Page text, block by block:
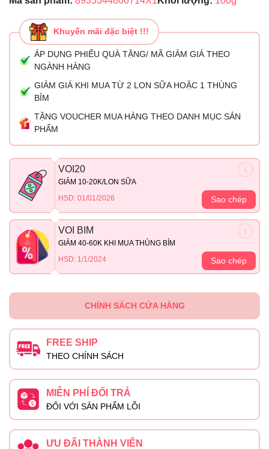
Khuyến mãi đặc biệt !!!
ÁP DỤNG PHIẾU QUÀ TẶNG/ MÃ GIẢM GIÁ THEO
NGÀNH HÀNG
GIẢM GIÁ KHI MUA TỪ 2 LON SỮA HOẶC 1 THÙNG
BỈM
TẶNG VOUCHER MUA HÀNG THEO DANH MỤC SẢN
PHẨM
VOI20
GIẢM 10-20K/LON SỮA
HSD: 01/01/2026
Sao chép
VOI BIM
GIẢM 40-60K KHI MUA THÙNG BỈM
HSD: 1/1/2024
Sao chép
CHÍNH SÁCH CỬA HÀNG
FREE SHIP
THEO CHÍNH SÁCH
MIỄN PHÍ ĐỔI TRẢ
ĐỐI VỚI SẢN PHẨM LỖI
ƯU ĐÃI THÀNH VIÊN